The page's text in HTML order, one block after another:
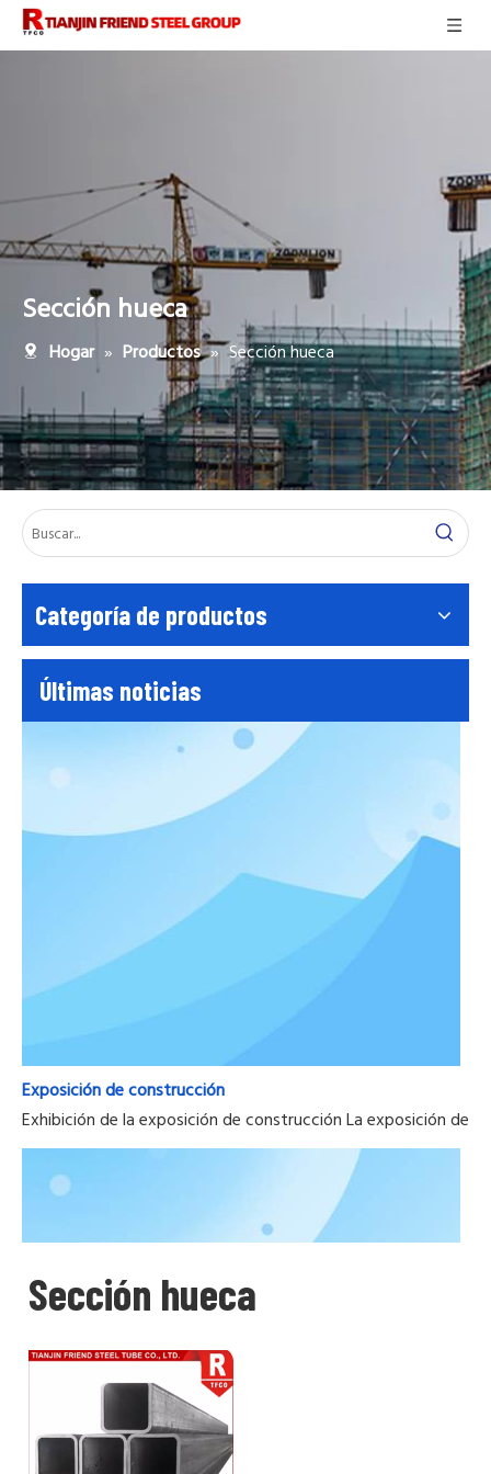
Sección hueca
Hogar » Productos » Sección hueca
Categoría de productos
Últimas noticias
Prueba de aplanado del tubo de andamio EN39
El tubo de andamio EN39 aplanado Testen39 El tubo de
Exposición de construcción
Exhibición de la exposición de construcción La exposición de
Sección hueca